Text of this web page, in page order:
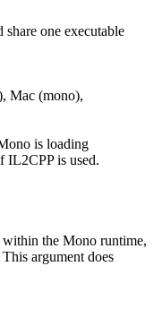
one executable
Mac (mono),
is loading
IL2CPP is used.
the Mono runtime,
argument does